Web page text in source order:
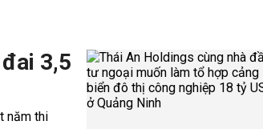
3,5